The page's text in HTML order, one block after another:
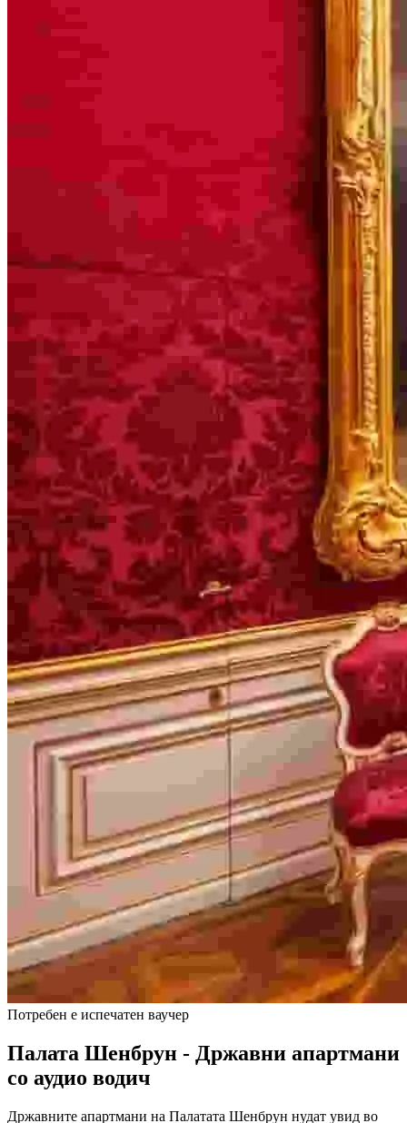
Потребен е испечатен ваучер
Палата Шенбрун - Државни апартмани
со аудио водич
Државните апартмани на Палатата Шенбрун нудат увид во